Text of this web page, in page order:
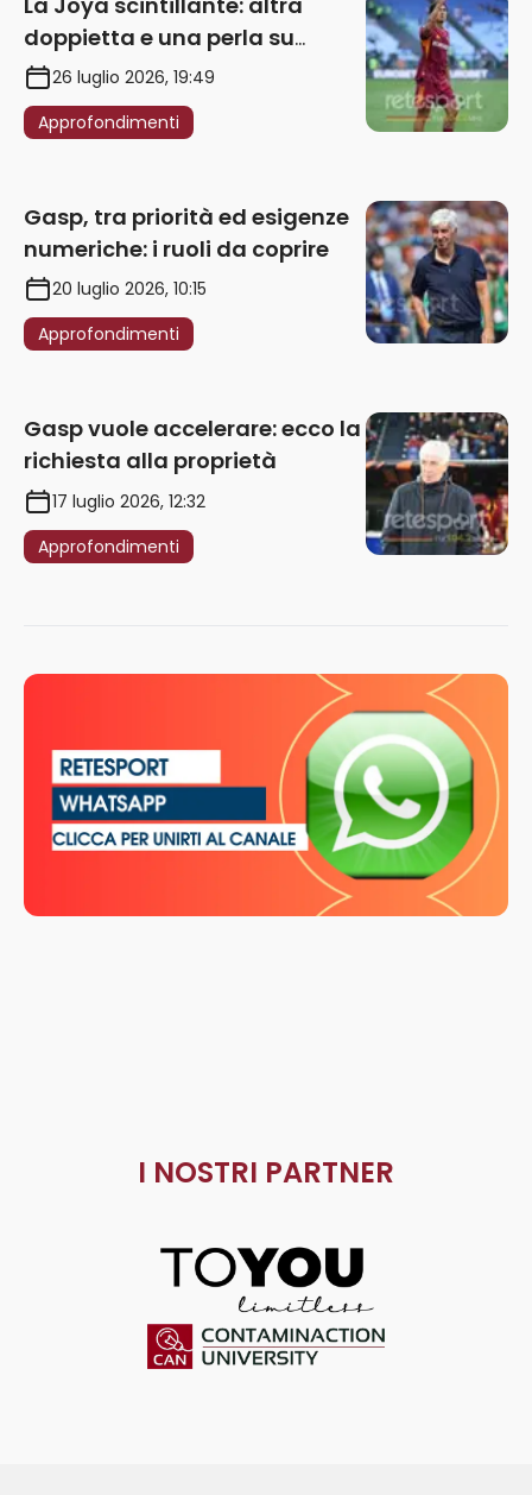
doppietta e una perla su
punizione – VIDEO
26 luglio 2026, 19:49
Approfondimenti
Gasp, tra priorità ed esigenze
numeriche: i ruoli da coprire
20 luglio 2026, 10:15
Approfondimenti
Gasp vuole accelerare: ecco la
richiesta alla proprietà
17 luglio 2026, 12:32
Approfondimenti
I NOSTRI PARTNER
ToYou